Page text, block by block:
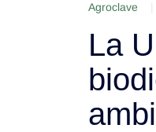
Agroclave
La